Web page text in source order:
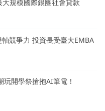
規模國際銀團社會貸款
競爭力 投資長受臺大EMBA
玩開學祭搶抱AI筆電！